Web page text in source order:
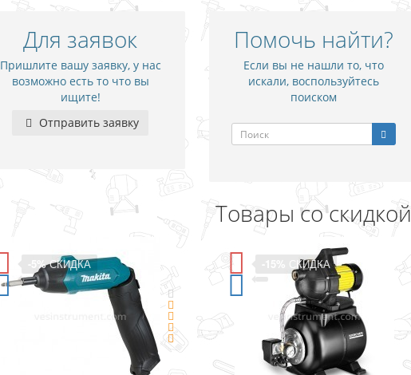
Для заявок
Пришлите вашу заявку, у нас
возможно есть то что вы
ищите!
Отправить заявку
Помочь найти?
Если вы не нашли то, что
искали, воспользуйтесь
поиском
Товары со скидкой
-5%СКИДКА СКИДКА